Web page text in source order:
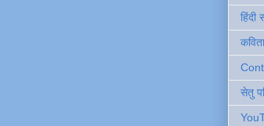
सेतु